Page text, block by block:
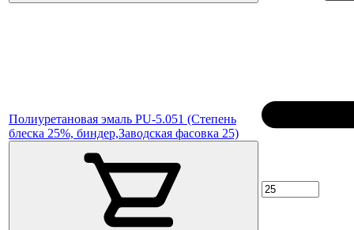
Полиуретановая эмаль PU-5.051 (Степень
блеска 25%, биндер,Заводская фасовка 25)